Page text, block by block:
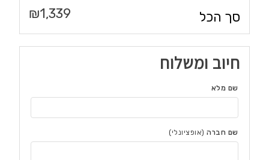
סך הכל 1,339
₪
חיוב ומשלוח
שם מלא
שם חברה (אופציונלי)